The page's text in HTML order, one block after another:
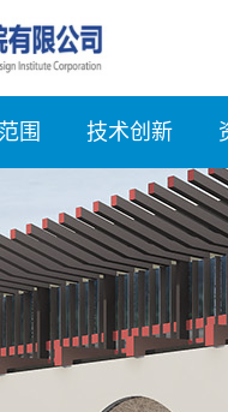
围 技术创新